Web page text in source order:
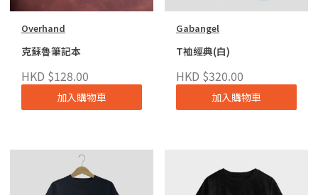
Overhand
克蘇魯筆記本
HKD $128.00
加入購物車
Gabangel
T裇經典(白)
HKD $320.00
加入購物車